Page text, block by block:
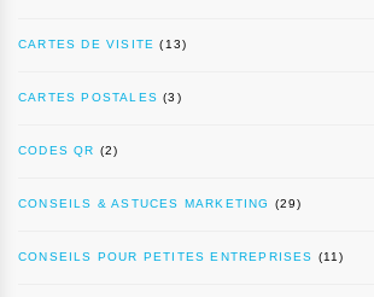
CARTES DE VISITE (13)
CARTES POSTALES (3)
CODES QR (2)
CONSEILS & ASTUCES MARKETING (29)
CONSEILS POUR PETITES ENTREPRISES (11)